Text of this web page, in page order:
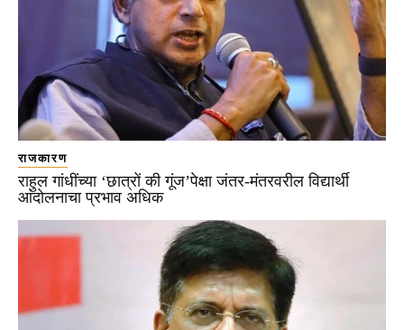
राजकारण
राहुल गांधींच्या ‘छात्रों की गूंज’पेक्षा जंतर-मंतरवरील विद्यार्थी
आंदोलनाचा प्रभाव अधिक